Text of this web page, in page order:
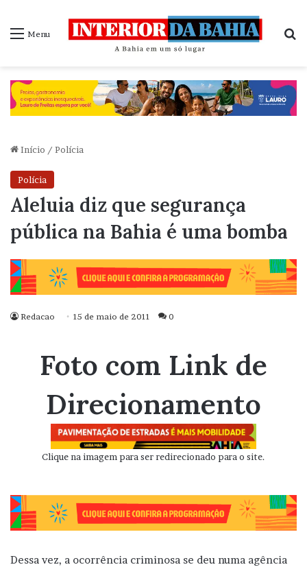
Menu
Início / Polícia
Polícia
Aleluia diz que segurança
pública na Bahia é uma bomba
Redacao 15 de maio de 2011 0
Foto com Link de
Direcionamento
Clique na imagem para ser redirecionado para o site.
Dessa vez, a ocorrência criminosa se deu numa agência